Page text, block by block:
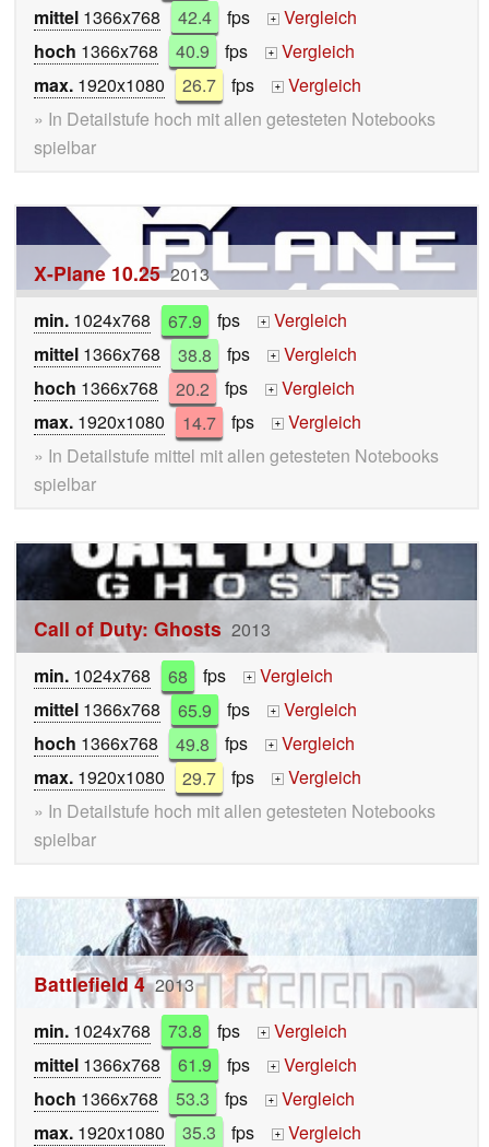
mittel 1366x768 42.4 fps +
Vergleich
hoch 1366x768 40.9 fps +
Vergleich
max. 1920x1080 26.7 fps +
Vergleich
» In Detailstufe hoch mit allen getesteten Notebooks
spielbar
X-Plane 10.25 2013
min. 1024x768 67.9 fps +
Vergleich
mittel 1366x768 38.8 fps +
Vergleich
hoch 1366x768 20.2 fps +
Vergleich
max. 1920x1080 14.7 fps +
Vergleich
» In Detailstufe mittel mit allen getesteten Notebooks
spielbar
Call of Duty: Ghosts 2013
min. 1024x768 68 fps +
Vergleich
mittel 1366x768 65.9 fps +
Vergleich
hoch 1366x768 49.8 fps +
Vergleich
max. 1920x1080 29.7 fps +
Vergleich
» In Detailstufe hoch mit allen getesteten Notebooks
spielbar
Battlefield 4 2013
min. 1024x768 73.8 fps +
Vergleich
mittel 1366x768 61.9 fps +
Vergleich
hoch 1366x768 53.3 fps +
Vergleich
max. 1920x1080 35.3 fps +
Vergleich